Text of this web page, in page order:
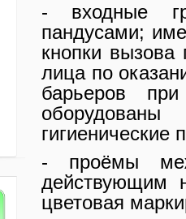
- входные
пандусами;
кнопки вызова
лица по
барьеров
гигиенические
- проёмы
действующим
цветовая